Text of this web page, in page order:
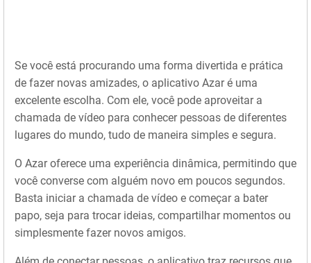
Se você está procurando uma forma divertida e prática
de fazer novas amizades, o aplicativo Azar é uma
excelente escolha. Com ele, você pode aproveitar a
chamada de vídeo para conhecer pessoas de diferentes
lugares do mundo, tudo de maneira simples e segura.
O Azar oferece uma experiência dinâmica, permitindo que
você converse com alguém novo em poucos segundos.
Basta iniciar a chamada de vídeo e começar a bater
papo, seja para trocar ideias, compartilhar momentos ou
simplesmente fazer novos amigos.